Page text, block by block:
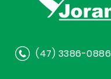
(47) 3386-0886